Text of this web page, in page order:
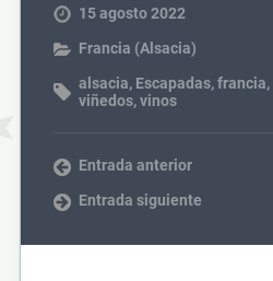
15 agosto 2022
Francia (Alsacia)
alsacia, Escapadas,francia,
viñedos,vinos
Entrada anterior
Entrada siguiente